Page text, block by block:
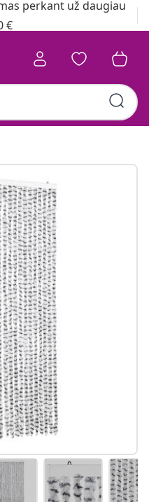
perkant už daugiau
€